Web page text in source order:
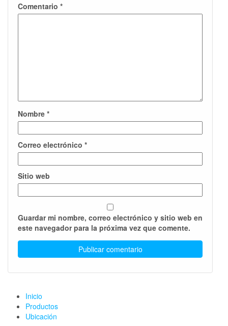
Comentario *
Nombre *
Correo electrónico *
Sitio web
Guardar mi nombre, correo electrónico y sitio web en
este navegador para la próxima vez que comente.
Inicio
Productos
Ubicación